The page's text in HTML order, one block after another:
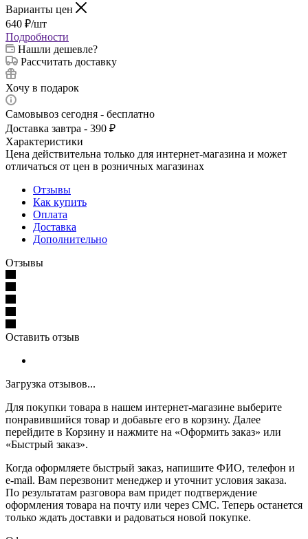
Варианты цен
640 ₽/шт
Подробности
Нашли дешевле?
Рассчитать доставку
Хочу в подарок
Самовывоз сегодня - бесплатно
Доставка завтра - 390 ₽
Характеристики
Цена действительна только для интернет-магазина и может
отличаться от цен в розничных магазинах
Отзывы
Как купить
Оплата
Доставка
Дополнительно
Отзывы
Оставить отзыв
Загрузка отзывов...
Для покупки товара в нашем интернет-магазине выберите
понравившийся товар и добавьте его в корзину. Далее
перейдите в Корзину и нажмите на «Оформить заказ» или
«Быстрый заказ».
Когда оформляете быстрый заказ, напишите ФИО, телефон и
e-mail. Вам перезвонит менеджер и уточнит условия заказа.
По результатам разговора вам придет подтверждение
оформления товара на почту или через СМС. Теперь останется
только ждать доставки и радоваться новой покупке.